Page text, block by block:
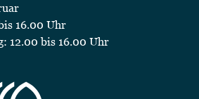
16.00 Uhr
12.00 bis 16.00 Uhr